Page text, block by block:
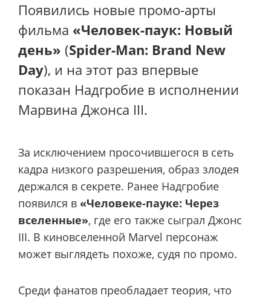
Появились новые промо-арты
фильма «Человек-паук: Новый
день» (Spider-Man: Brand New
Day), и на этот раз впервые
показан Надгробие в исполнении
Марвина Джонса III.
За исключением просочившегося в сеть
кадра низкого разрешения, образ злодея
держался в секрете. Ранее Надгробие
появился в «Человеке-пауке: Через
вселенные», где его также сыграл Джонс
III. В киновселенной Marvel персонаж
может выглядеть похоже, судя по промо.
Среди фанатов преобладает теория, что